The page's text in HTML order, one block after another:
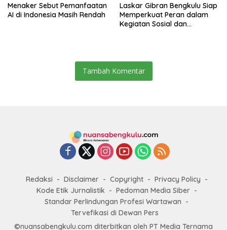
Menaker Sebut Pemanfaatan
AI di Indonesia Masih Rendah
Laskar Gibran Bengkulu Siap
Memperkuat Peran dalam
Kegiatan Sosial dan
Tambah Komentar
Redaksi Disclaimer Copyright
Privacy Policy
Kode Etik Jurnalistik
Pedoman Media Siber
Standar Perlindungan Profesi Wartawan
Tervefikasi di Dewan Pers
©nuansabengkulu.com diterbitkan oleh PT Media Ternama